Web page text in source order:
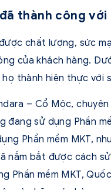
thành công với
chất lượng, sức
của khách hàng.
thành hiện thực với
– Cổ Mộc,
sử dụng Phần
Phần mềm MKT,
nắm bắt được cách
Phần mềm MKT,